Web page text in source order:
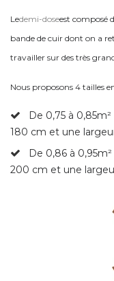
Ledemi-doseest composé
bande de cuir dont on a
travailler sur des très
Nous proposons 4 tailles
De 0,75 à 0,85m²
180 cm et une
De 0,86 à 0,95
200 cm et une